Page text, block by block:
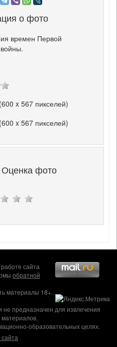
о фото
времен Первой
x 567 пикселей)
x 567 пикселей)
Оценка фото
сайта
обратной
материалы 18+.
не предназначен для извлечения
образовательных целях.